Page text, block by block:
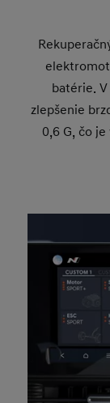
batérie.
zlepšenie
0,6 G, čo